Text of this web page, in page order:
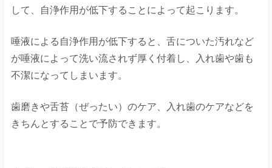
して、自浄作用が低下することによって起こります。
唾液による自浄作用が低下すると、舌についた汚れなど
が唾液によって洗い流されず厚く付着し、入れ歯や歯も
不潔になってしまいます。
歯磨きや舌苔（ぜったい）のケア、入れ歯のケアなどを
きちんとすることで予防できます。